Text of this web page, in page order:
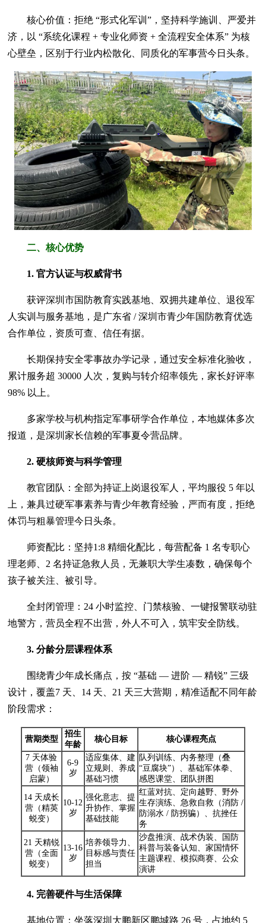
核心价值：拒绝 “形式化军训”，坚持科学施训、严爱并
济，以 “系统化课程 + 专业化师资 + 全流程安全体系” 为核
心壁垒，区别于行业内松散化、同质化的军事营今日头条。
二、核心优势
1. 官方认证与权威背书
获评深圳市国防教育实践基地、双拥共建单位、退役军
人实训与服务基地，是广东省 / 深圳市青少年国防教育优选
合作单位，资质可查、信任有据。
长期保持安全零事故办学记录，通过安全标准化验收，
累计服务超 30000 人次，复购与转介绍率领先，家长好评率
98% 以上。
多家学校与机构指定军事研学合作单位，本地媒体多次
报道，是深圳家长信赖的军事夏令营品牌。
2. 硬核师资与科学管理
教官团队：全部为持证上岗退役军人，平均服役 5 年以
上，兼具过硬军事素养与青少年教育经验，严而有度，拒绝
体罚与粗暴管理今日头条。
师资配比：坚持1:8 精细化配比，每营配备 1 名专职心
理老师、2 名持证急救人员，无兼职大学生凑数，确保每个
孩子被关注、被引导。
全封闭管理：24 小时监控、门禁核验、一键报警联动驻
地警方，营员全程不出营，外人不可入，筑牢安全防线。
3. 分龄分层课程体系
围绕青少年成长痛点，按 “基础 — 进阶 — 精锐” 三级
设计，覆盖7 天、14 天、21 天三大营期，精准适配不同年龄
阶段需求：
营期类型
招生
年龄
核心目标 核心课程亮点
7 天体验
营（领袖
启蒙）
6-9
岁
适应集体、建
立规则、养成
基础习惯
队列训练、内务整理（叠
“豆腐块”）、基础军体拳、
感恩课堂、团队拼图
14 天成长
营（精英
蜕变）
10-12
岁
强化意志、提
升协作、掌握
基础技能
红蓝对抗、定向越野、野外
生存演练、急救自救（消防 /
防溺水 / 防拐骗）、抗挫任
务
21 天精锐
营（全面
蜕变）
13-16
岁
培养领导力、
目标感与责任
担当
沙盘推演、战术伪装、国防
科普与装备认知、家国情怀
主题课程、模拟商赛、公众
演讲
4. 完善硬件与生活保障
基地位置：坐落深圳大鹏新区鹏城路 26 号，占地约 5